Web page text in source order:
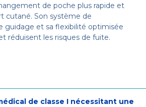
de poche plus rapide et
cutané. Son système de
guidage et sa flexibilité optimisée
réduisent les risques de fuite.
de classe I nécessitant une